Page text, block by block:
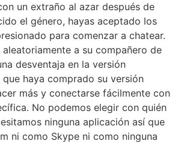
un extraño al azar después de
el género, hayas aceptado los
para comenzar a chatear.
a su compañero de
desventaja en la versión
haya comprado su versión
más y conectarse fácilmente con
No podemos elegir con quién
ninguna aplicación así que
ni como Skype ni como ninguna